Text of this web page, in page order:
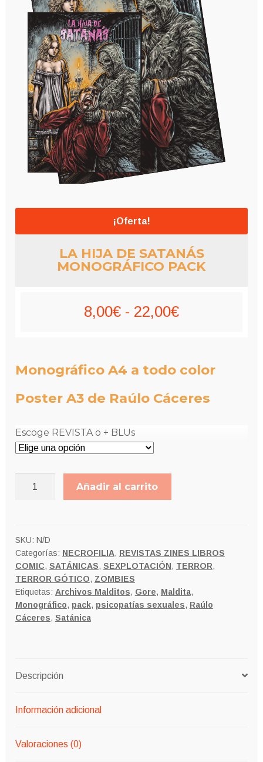
¡Oferta!
LA HIJA DE SATANÁS
MONOGRÁFICO PACK
8,00€ - 22,00€Rango
8,00€
Monográfico A4 a todo color
Poster A3 de Raúlo Cáceres
Escoge REVISTA o + BLUs
Monográfico
PACK
cantidad
Añadir al carrito
SKU: N/D
Categorías: NECROFILIA, REVISTAS ZINES LIBROS
COMIC, SATÁNICAS, SEXPLOTACIÓN, TERROR,
TERROR GÓTICO, ZOMBIES
Etiquetas: Archivos Malditos, Gore, Maldita,
Monográfico, pack, psicopatías sexuales, Raúlo
Cáceres, Satánica
Descripción
Información adicional
Valoraciones (0)